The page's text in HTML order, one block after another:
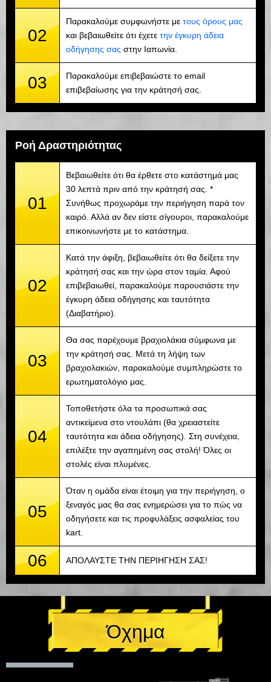
02
Παρακαλούμε συμφωνήστε με τους όρους μας
και βεβαιωθείτε ότι έχετε την έγκυρη άδεια
οδήγησης σας στην Ιαπωνία.
03
Παρακαλούμε επιβεβαιώστε το email
επιβεβαίωσης για την κράτησή σας.
Ροή Δραστηριότητας
01
Βεβαιωθείτε ότι θα έρθετε στο κατάστημά μας
30 λεπτά πριν από την κράτησή σας. *
Συνήθως προχωράμε την περιήγηση παρά τον
καιρό. Αλλά αν δεν είστε σίγουροι, παρακαλούμε
επικοινωνήστε με το κατάστημα.
02
Κατά την άφιξη, βεβαιωθείτε ότι θα δείξετε την
κράτησή σας και την ώρα στον ταμία. Αφού
επιβεβαιωθεί, παρακαλούμε παρουσιάστε την
έγκυρη άδεια οδήγησης και ταυτότητα
(Διαβατήριο).
03
Θα σας παρέχουμε βραχιολάκια σύμφωνα με
την κράτησή σας. Μετά τη λήψη των
βραχιολακιών, παρακαλούμε συμπληρώστε το
ερωτηματολόγιο μας.
04
Τοποθετήστε όλα τα προσωπικά σας
αντικείμενα στο ντουλάπι (θα χρειαστείτε
ταυτότητα και άδεια οδήγησης). Στη συνέχεια,
επιλέξτε την αγαπημένη σας στολή! Όλες οι
στολές είναι πλυμένες.
05
Όταν η ομάδα είναι έτοιμη για την περιήγηση, ο
ξεναγός μας θα σας ενημερώσει για το πώς να
οδηγήσετε και τις προφυλάξεις ασφαλείας του
kart.
06 ΑΠΟΛΑΥΣΤΕ ΤΗΝ ΠΕΡΙΗΓΗΣΗ ΣΑΣ!
Όχημα